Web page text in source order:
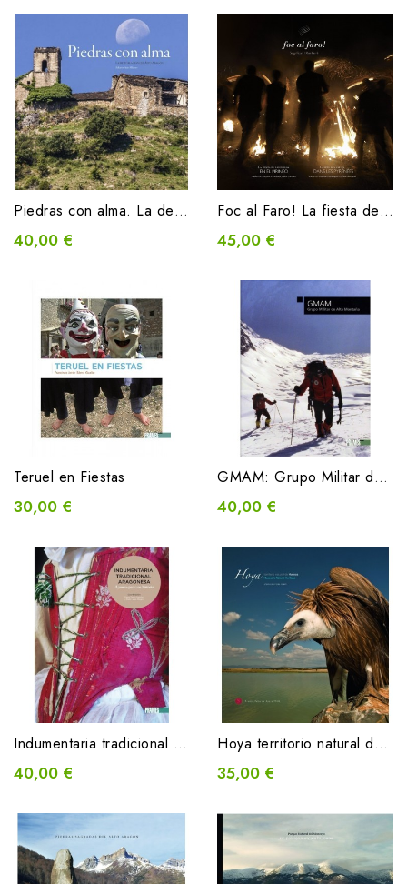
Piedras con alma. La despoblación del Alto Aragón
40,00 €
Foc al Faro! La fiesta de las fallas en el Pirineo
45,00 €
Teruel en Fiestas
30,00 €
GMAM: Grupo Militar de Alta Montaña
40,00 €
Indumentaria tradicional Aragonesa. Apuntes para una historia
40,00 €
Hoya territorio natural de Huesca
35,00 €